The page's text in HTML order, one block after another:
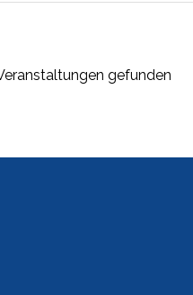
gefunden